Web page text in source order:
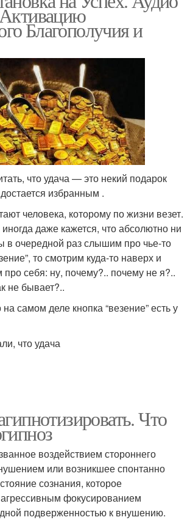
Благополучия и
что удача — это некий подарок
избранным .
человека, которому по жизни везет.
иногда даже кажется, что абсолютно ни
в очередной раз слышим про чье-то
то смотрим куда-то наверх и
себя: ну, почему?.. почему не я?..
не бывает?..
самом деле кнопка “везение” есть у
что удача
Что
воздействием стороннего
или возникшее спонтанно
сознания, которое
агрессивным фокусированием
подверженностью к внушению.